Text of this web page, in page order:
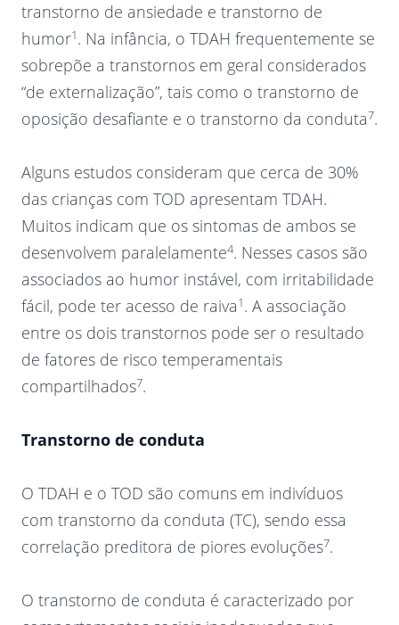
transtorno de ansiedade e transtorno de
humor1. Na infância, o TDAH frequentemente se
sobrepõe a transtornos em geral considerados
“de externalização”, tais como o transtorno de
oposição desafiante e o transtorno da conduta7.
Alguns estudos consideram que cerca de 30%
das crianças com TOD apresentam TDAH.
Muitos indicam que os sintomas de ambos se
desenvolvem paralelamente4. Nesses casos são
associados ao humor instável, com irritabilidade
fácil, pode ter acesso de raiva1. A associação
entre os dois transtornos pode ser o resultado
de fatores de risco temperamentais
compartilhados7.
Transtorno de conduta
O TDAH e o TOD são comuns em indivíduos
com transtorno da conduta (TC), sendo essa
correlação preditora de piores evoluções7.
O transtorno de conduta é caracterizado por